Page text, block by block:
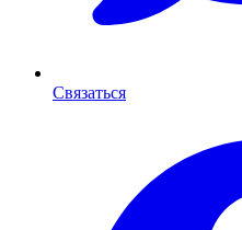
Связаться